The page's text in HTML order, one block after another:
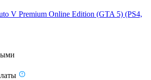
V Premium Online Edition (GTA 5) (PS4,